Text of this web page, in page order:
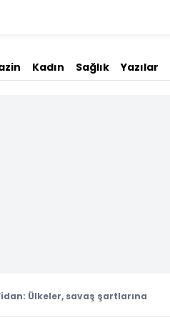
Kadın Sağlık Yazılar
Ülkeler, savaş şartlarına